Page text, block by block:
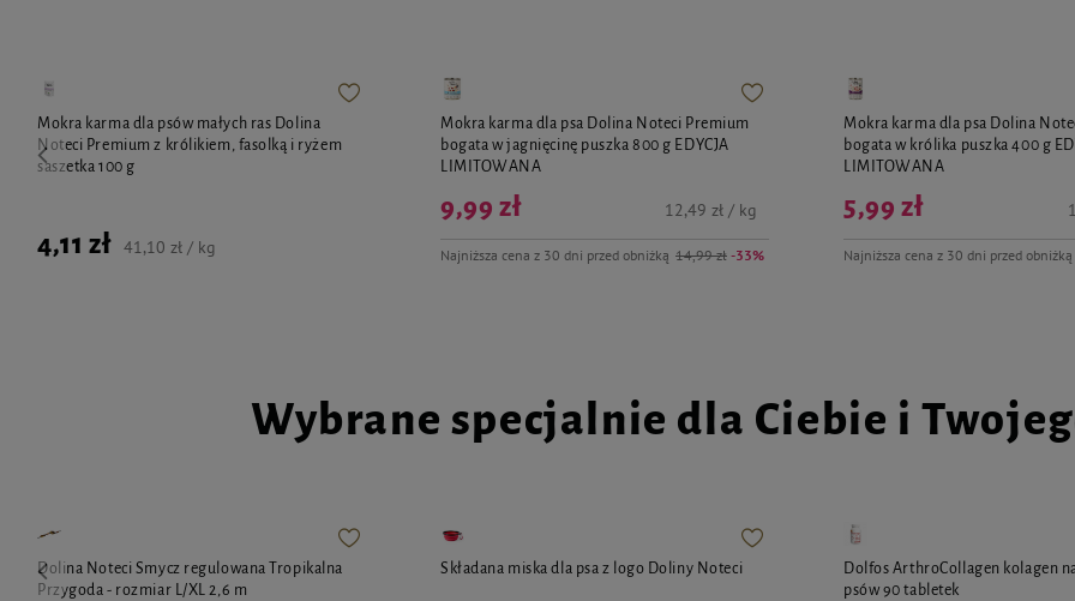
Mokra karma dla psów małych ras Dolina
Noteci Premium z królikiem, fasolką i ryżem
saszetka 100 g
4,11 zł 41,10 zł / kg
Mokra karma dla psa Dolina Noteci Premium
bogata w jagnięcinę puszka 800 g EDYCJA
LIMITOWANA
Najniższa cena z 30 dni przed obniżką 14,99 zł -33%
9,99 zł 12,49 zł / kg
Mokra karma dla psa Dolina
bogata w królika puszka 400 g
LIMITOWANA
Najniższa cena z 30 dni przed obniżką
5,99 zł
Wybrane specjalnie dla Ciebie i
Dolina Noteci Smycz regulowana Tropikalna
Przygoda - rozmiar L/XL 2,6 m
Składana miska dla psa z logo Doliny Noteci
Dolfos ArthroCollagen kolagen
psów 90 tabletek